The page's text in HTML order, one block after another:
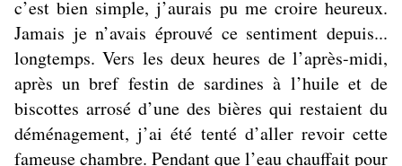
c’est bien simple, j’aurais pu me croire heureux.
Jamais je n’avais éprouvé ce sentiment depuis...
longtemps. Vers les deux heures de l’après-midi,
après un bref festin de sardines à l’huile et de
biscottes arrosé d’une des bières qui restaient du
déménagement, j’ai été tenté d’aller revoir cette
fameuse chambre. Pendant que l’eau chauffait pour